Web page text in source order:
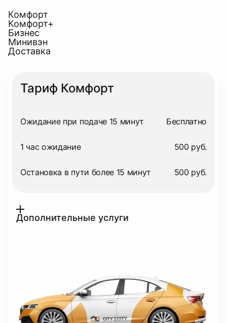
Комфорт
Комфорт+
Бизнес
Минивэн
Доставка
Тариф Комфорт
Ожидание при подаче 15 минут Бесплатно
1 час ожидание 500 руб.
Остановка в пути более 15 минут 500 руб.
Дополнительные услуги